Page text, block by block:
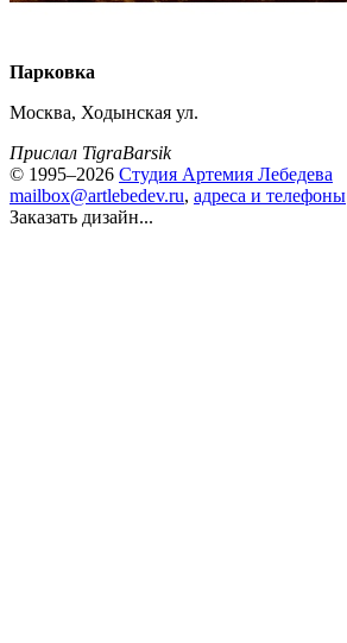
Парковка
Москва, Ходынская ул.
Прислал TigraBarsik
© 1995–2026 Студия Артемия Лебедева
mailbox@artlebedev.ru, адреса и телефоны
Заказать дизайн...